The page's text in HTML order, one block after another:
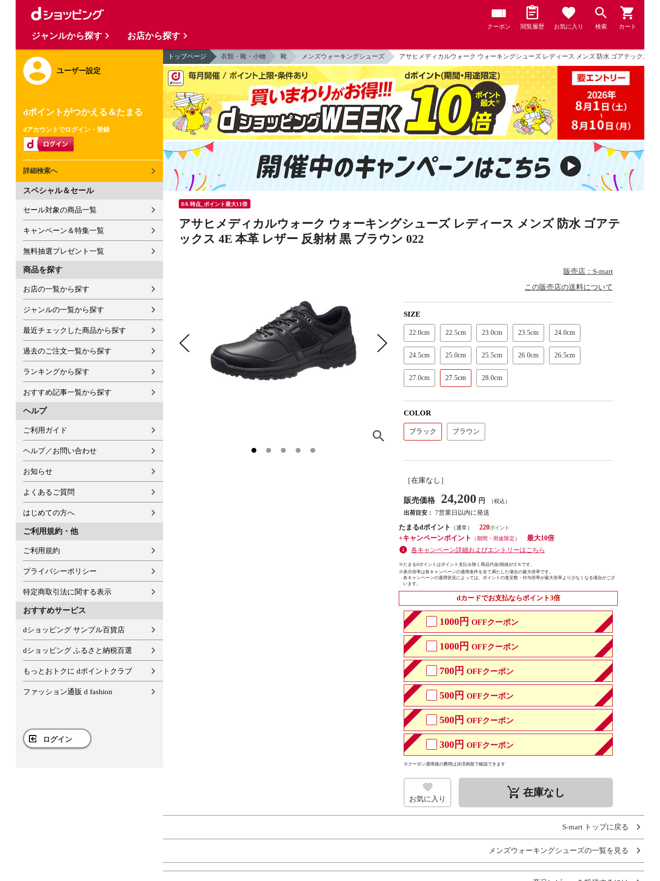
クーポン 閲覧履歴 お気に入り 検索 カート
ユーザー設定
dポイントがつかえる＆たまる
dアカウントでログイン・登録
詳細検索へ
スペシャル＆セール
セール対象の商品一覧
キャンペーン＆特集一覧
無料抽選プレゼント一覧
商品を探す
お店の一覧から探す
ジャンルの一覧から探す
最近チェックした商品から探す
過去のご注文一覧から探す
ランキングから探す
おすすめ記事一覧から探す
ヘルプ
ご利用ガイド
ヘルプ／お問い合わせ
お知らせ
よくあるご質問
はじめての方へ
ご利用規約・他
ご利用規約
プライバシーポリシー
特定商取引法に関する表示
おすすめサービス
dショッピング サンプル百貨店
dショッピング ふるさと納税百選
もっとおトクに dポイントクラブ
ファッション通販 d fashion
ログイン
トップページ 衣類・靴・小物 靴 メンズウォーキングシューズ アサヒメディカルウォーク ウォーキングシューズ レディース メンズ 防水 ゴアテックス
8/6 時点_ポイント最大11倍
アサヒメディカルウォーク ウォーキングシューズ レディース メンズ 防水 ゴアテ
ックス 4E 本革 レザー 反射材 黒 ブラウン 022
販売店：S-mart
この販売店の送料について
SIZE
22.0cm 22.5cm 23.0cm 23.5cm 24.0cm
24.5cm 25.0cm 25.5cm 26.0cm 26.5cm
27.0cm 27.5cm 28.0cm
COLOR
ブラック ブラウン
［在庫なし］
販売価格 24,200 円 （税込）
出荷目安： 7営業日以内に発送
たまるdポイント
（通常）
220
+キャンペーンポイント
（期間・用途限定）
最大10倍
各キャンペーン詳細およびエントリーはこちら
※たまるdポイントはポイント支払を除く商品代金(税抜)の1％です。
※表示倍率は各キャンペーンの適用条件を全て満たした場合の最大倍率です。
各キャンペーンの適用状況によっては、ポイントの進呈数・付与倍率が最大倍率より少なくなる場合がござ
います。
dカードでお支払ならポイント3倍
1000円 OFFクーポン
1000円 OFFクーポン
700円 OFFクーポン
500円 OFFクーポン
500円 OFFクーポン
300円 OFFクーポン
※クーポン適用後の費用は決済画面で確認できます
お気に入り remove_shopping_cart 在庫なし
S-mart トップに戻る
メンズウォーキングシューズの一覧を見る
ジャンルから探す お店から探す